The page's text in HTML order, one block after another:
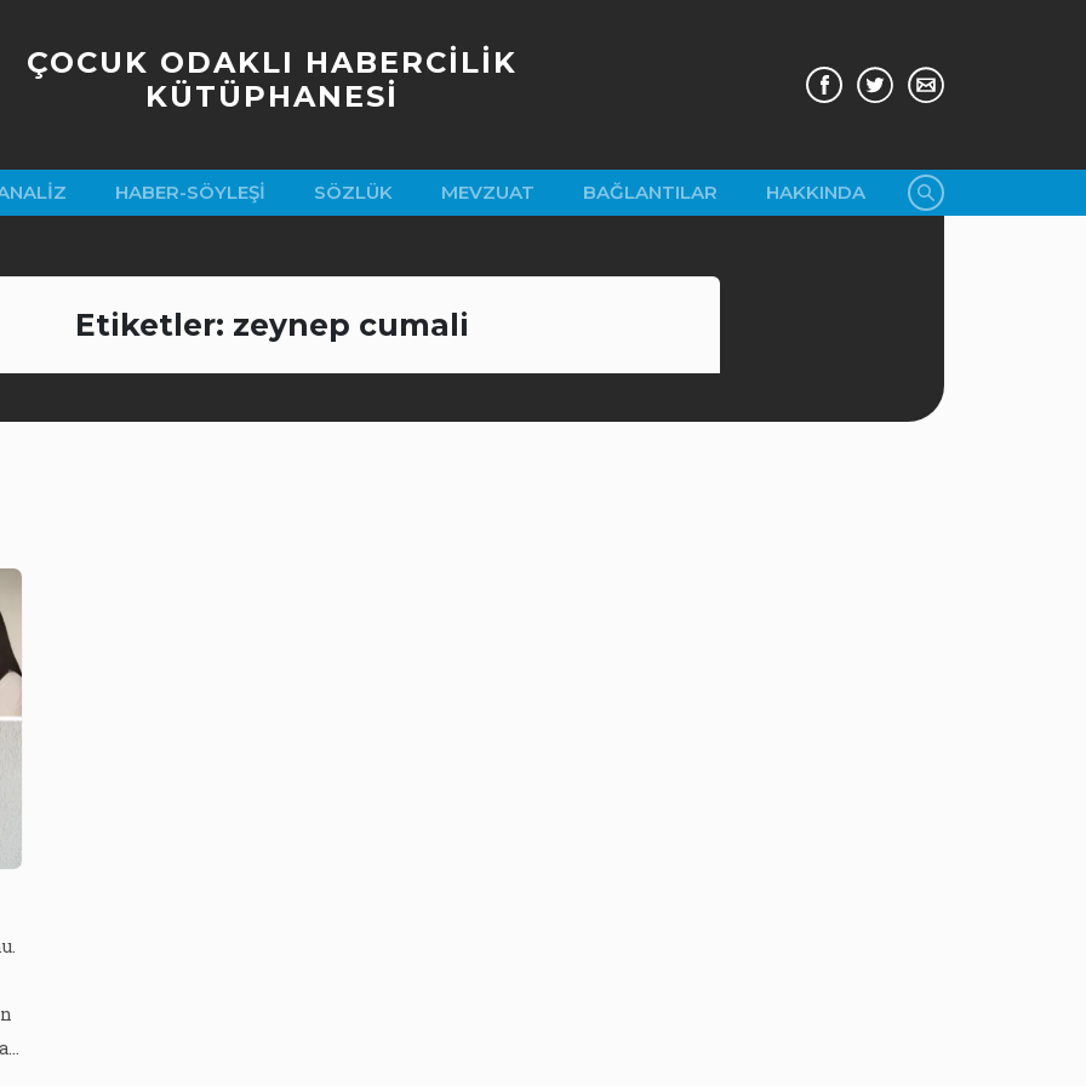
ÇOCUK ODAKLI HABERCİLİK
KÜTÜPHANESİ
HABER-SÖYLEŞI SÖZLÜK MEVZUAT BAĞLANTILAR HAKKINDA
Etiketler: zeynep cumali